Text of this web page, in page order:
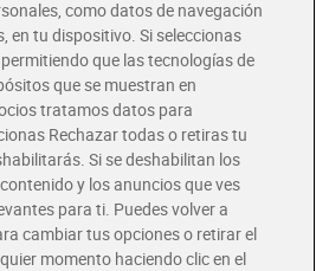
superiores a 100€
o Uber Eats
exclusivas.
como datos de navegación
en tu dispositivo. Si seleccionas
que las tecnologías de
que se muestran en
tratamos datos para
Rechazar todas o retiras tu
Si se deshabilitan los
y los anuncios que ves
para ti. Puedes volver a
cambiar tus opciones o retirar el
momento haciendo clic en el